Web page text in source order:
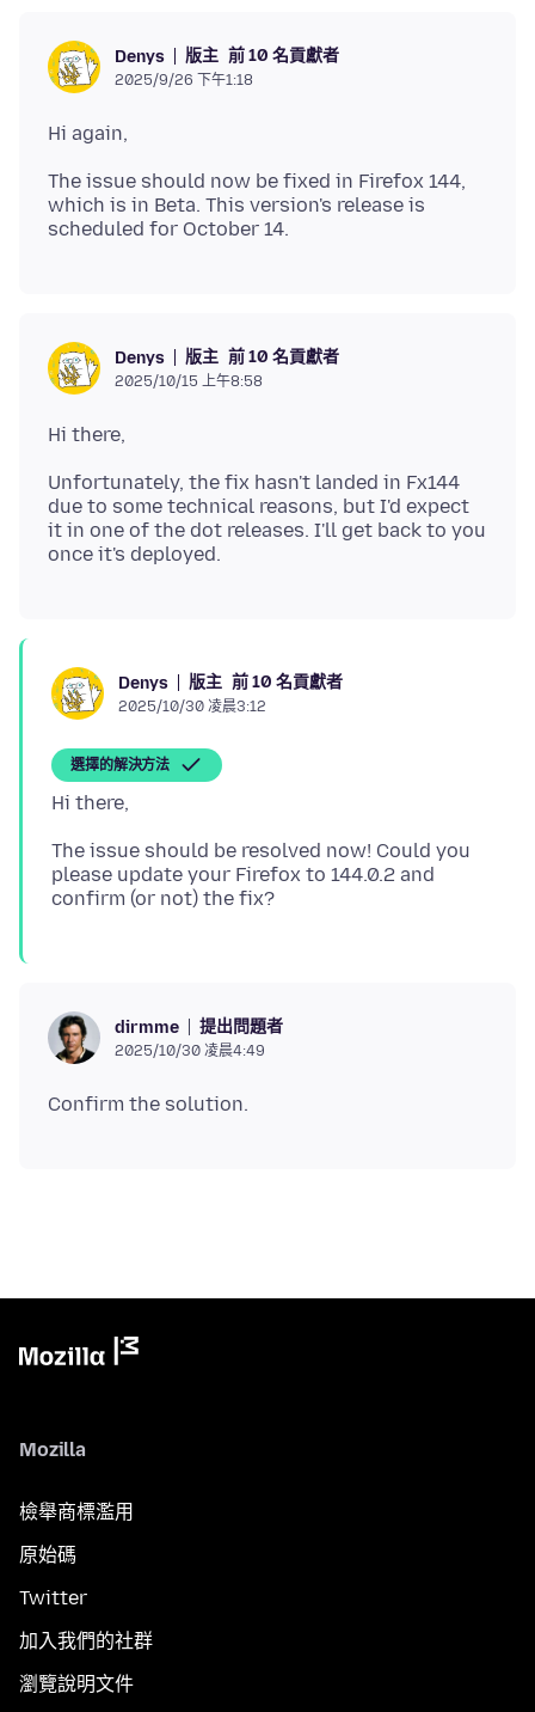
Denys 版主 前 10 名貢獻者
2025/9/26 下午1:18
The issue should now be fixed in Firefox 144,
which is in Beta. This version's release is
Denys 版主 前 10 名貢獻者
2025/10/15 上午8:58
Unfortunately, the fix hasn't landed in Fx144
due to some technical reasons, but I'd expect
it in one of the dot releases. I'll get back to you
Denys 版主 前 10 名貢獻者
2025/10/30 凌晨3:12
選擇的解決方法
The issue should be resolved now! Could you
please update your Firefox to 144.0.2 and
dirmme 提出問題者
2025/10/30 凌晨4:49
Mozilla
檢舉商標濫用
原始碼
Twitter
加入我們的社群
瀏覽說明文件